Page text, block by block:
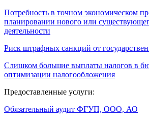
Потребность в точном экономическом
планировании нового или
деятельности
Риск штрафных санкций от
Слишком большие выплаты налогов в
оптимизации налогообложения
Предоставленные услуги:
Обязательный аудит ФГУП, ООО, АО